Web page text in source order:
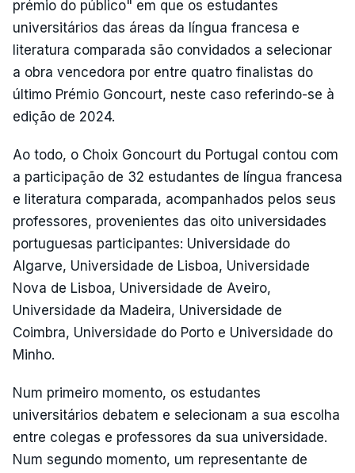
prémio do público" em que os estudantes
universitários das áreas da língua francesa e
literatura comparada são convidados a selecionar
a obra vencedora por entre quatro finalistas do
último Prémio Goncourt, neste caso referindo-se à
edição de 2024.
Ao todo, o Choix Goncourt du Portugal contou com
a participação de 32 estudantes de língua francesa
e literatura comparada, acompanhados pelos seus
professores, provenientes das oito universidades
portuguesas participantes: Universidade do
Algarve, Universidade de Lisboa, Universidade
Nova de Lisboa, Universidade de Aveiro,
Universidade da Madeira, Universidade de
Coimbra, Universidade do Porto e Universidade do
Minho.
Num primeiro momento, os estudantes
universitários debatem e selecionam a sua escolha
entre colegas e professores da sua universidade.
Num segundo momento, um representante de